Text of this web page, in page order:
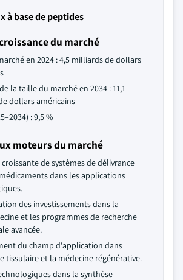
à base de peptides
du marché
en 2024 : 4,5 milliards de dollars
la taille du marché en 2034 : 11,1
dollars américains
: 9,5 %
moteurs du marché
de systèmes de délivrance
dans les applications
des investissements dans la
et les programmes de recherche
avancée.
du champ d'application dans
tissulaire et la médecine régénérative.
dans la synthèse